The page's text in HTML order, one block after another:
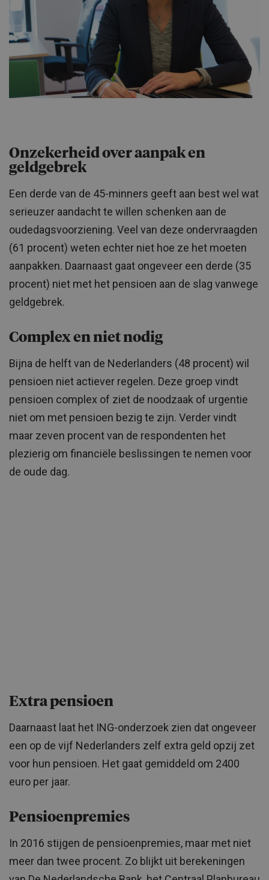
Onzekerheid over aanpak en
geldgebrek
Een derde van de 45-minners geeft aan best wel wat
serieuzer aandacht te willen schenken aan de
oudedagsvoorziening. Veel van deze ondervraagden
(61 procent) weten echter niet hoe ze het moeten
aanpakken. Daarnaast gaat ongeveer een derde (35
procent) niet met het pensioen aan de slag vanwege
geldgebrek.
Complex en niet nodig
Bijna de helft van de Nederlanders (48 procent) wil
pensioen niet actiever regelen. Deze groep vindt
pensioen complex of ziet de noodzaak of urgentie
niet om met pensioen bezig te zijn. Verder vindt
maar zeven procent van de respondenten het
plezierig om financiële beslissingen te nemen voor
de oude dag.
Extra pensioen
Daarnaast laat het ING-onderzoek zien dat ongeveer
een op de vijf Nederlanders zelf extra geld opzij zet
voor hun pensioen. Het gaat gemiddeld om 2400
euro per jaar.
Pensioenpremies
In 2016 stijgen de pensioenpremies, maar met niet
meer dan twee procent. Zo blijkt uit berekeningen